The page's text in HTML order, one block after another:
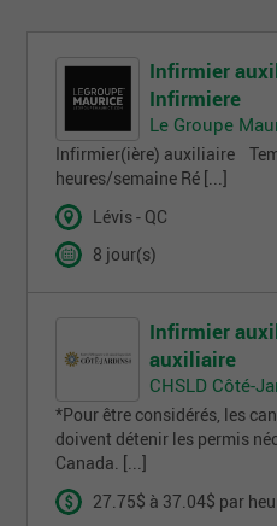
Infirmier
Infirmiere
Le Groupe
Infirmier(ière) auxiliaire
heures/semaine Ré [...]
Lévis - QC
8 jour(s)
Infirmier
auxiliaire
CHSLD Côté-
*Pour être considérés, les
doivent détenir les permis
Canada. [...]
27.75$ à 37.04$ par